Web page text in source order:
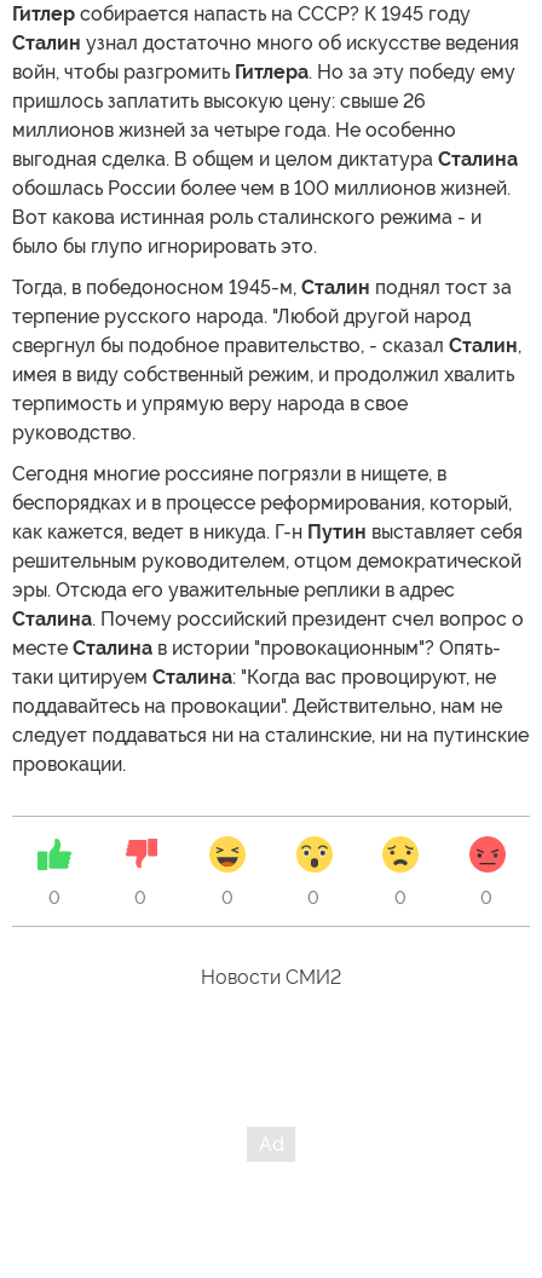
Гитлер собирается напасть на СССР? К 1945 году
Сталин узнал достаточно много об искусстве ведения
войн, чтобы разгромить Гитлера. Но за эту победу ему
пришлось заплатить высокую цену: свыше 26
миллионов жизней за четыре года. Не особенно
выгодная сделка. В общем и целом диктатура Сталина
обошлась России более чем в 100 миллионов жизней.
Вот какова истинная роль сталинского режима - и
было бы глупо игнорировать это.
Тогда, в победоносном 1945-м, Сталин поднял тост за
терпение русского народа. "Любой другой народ
свергнул бы подобное правительство, - сказал Сталин,
имея в виду собственный режим, и продолжил хвалить
терпимость и упрямую веру народа в свое
руководство.
Сегодня многие россияне погрязли в нищете, в
беспорядках и в процессе реформирования, который,
как кажется, ведет в никуда. Г-н Путин выставляет себя
решительным руководителем, отцом демократической
эры. Отсюда его уважительные реплики в адрес
Сталина. Почему российский президент счел вопрос о
месте Сталина в истории "провокационным"? Опять-
таки цитируем Сталина: "Когда вас провоцируют, не
поддавайтесь на провокации". Действительно, нам не
следует поддаваться ни на сталинские, ни на путинские
провокации.
0 0 0 0 0 0
Новости СМИ2